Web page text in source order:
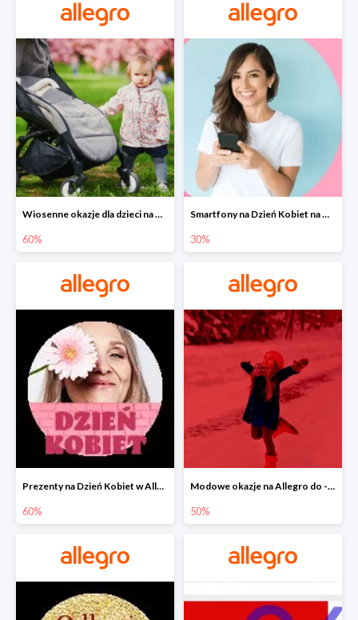
Wiosenne okazje dla dzieci na Allegro do -60%
60%
Smartfony na Dzień Kobiet na Allegro do -30%
30%
Prezenty na Dzień Kobiet w Allegro do -60%
60%
Modowe okazje na Allegro do -50%
50%